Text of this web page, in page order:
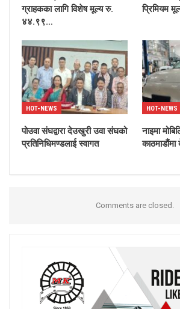
ग्राहकका लागि विशेष मूल्य रु.
४४.९९…
प्रिमियम
HOT-NEWS
पोउवा संघद्वारा देउखुरी उवा संघको
प्रतिनिधिमण्डलाई स्वागत
HOT-NEWS
नाइमा
Comments are closed.